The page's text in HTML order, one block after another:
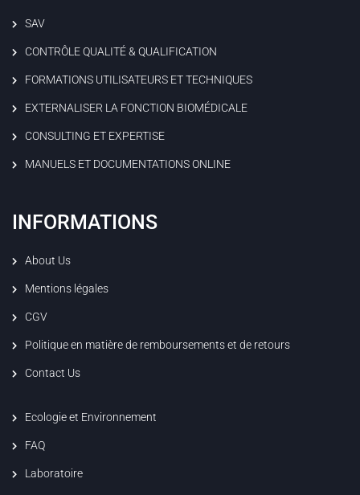
SAV
CONTRÔLE QUALITÉ & QUALIFICATION
FORMATIONS UTILISATEURS ET TECHNIQUES
EXTERNALISER LA FONCTION BIOMÉDICALE
CONSULTING ET EXPERTISE
MANUELS ET DOCUMENTATIONS ONLINE
INFORMATIONS
About Us
Mentions légales
CGV
Politique en matière de remboursements et de retours
Contact Us
Ecologie et Environnement
FAQ
Laboratoire